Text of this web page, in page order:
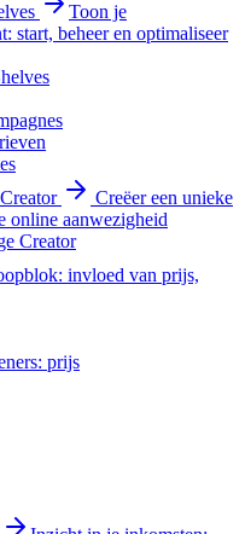
Toon je
start, beheer en optimaliseer
Creëer een unieke
online aanwezigheid
Creator
invloed van prijs,
prijs